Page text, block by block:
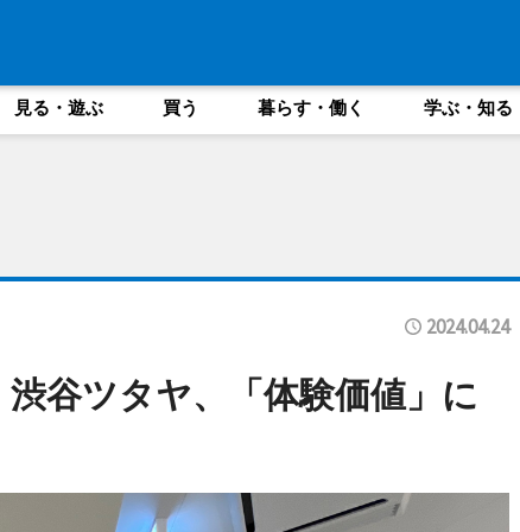
見る・遊ぶ 買う 暮らす・働く 学ぶ・知る
2024.04.24
谷ツタヤ、「体験価値」に